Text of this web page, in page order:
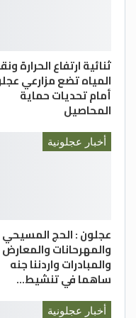
عروض للدبكة
بالوطن، والاعتزاز
قسم العلاقات
ثنائية ارتفاع الحرارة
المياه تضع مزارعي
أمام تحديات حماية
المحاصيل
أخبار عجلونية
عجلون : الحج المسيحي
والمهرحانات والمعارض
والمبادرات واردننا جنه
ساهما في تنشيط…
أخبار عجلونية